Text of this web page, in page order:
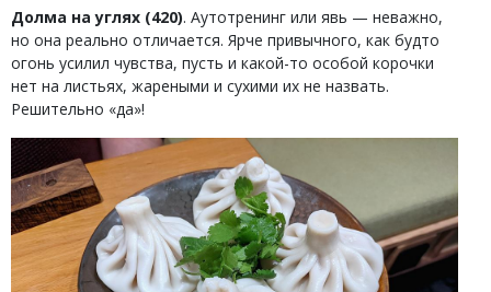
Долма на углях (420). Аутотренинг или явь — неважно,
но она реально отличается. Ярче привычного, как будто
огонь усилил чувства, пусть и какой-то особой корочки
нет на листьях, жареными и сухими их не назвать.
Решительно «да»!